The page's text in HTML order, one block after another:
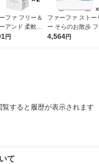
ファ フリー＆
アンド 柔軟剤
詰め替え 1500
円
ファーファ ストー
ー そらのお散歩
ーラルソープの香り
4,564円
覧すると履歴が表示されます
て